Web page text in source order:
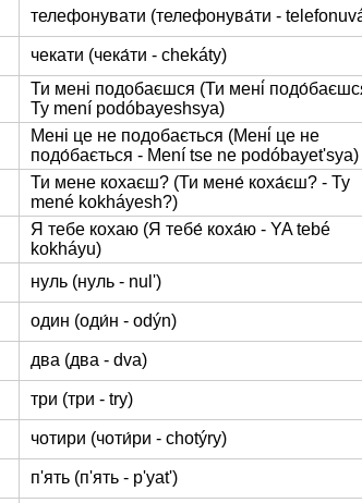
телефонувати (телефонува́ти -
чекати (чека́ти - chekáty)
Ти мені подобаєшся (Ти мені́
Ty mení podóbayeshsya)
Мені це не подобається (Мені́ це не
подо́бається - Mení tse ne podóbayetʹsya)
Ти мене кохаєш? (Ти мене́ коха́єш? - Ty
mené kokháyesh?)
Я тебе кохаю (Я тебе́ коха́ю - YA tebé
kokháyu)
нуль (нуль - nulʹ)
один (оди́н - odýn)
два (два - dva)
три (три - try)
чотири (чоти́ри - chotýry)
п'ять (п'ять - p'yatʹ)